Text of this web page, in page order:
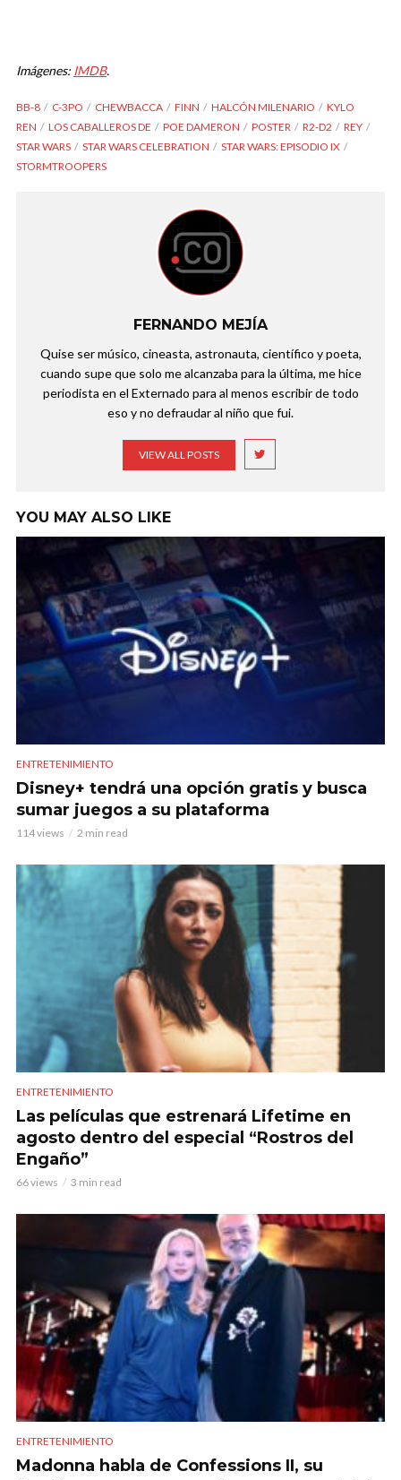
Imágenes: IMDB.
BB-8 C-3PO CHEWBACCA FINN HALCÓN MILENARIO
KYLO
REN
LOS CABALLEROS DE POE DAMERON POSTER R2-D2
REY
STAR WARS
STAR WARS CELEBRATION
STAR WARS: EPISODIO IX
STORMTROOPERS
FERNANDO MEJÍA
Quise ser músico, cineasta, astronauta, científico y poeta,
cuando supe que solo me alcanzaba para la última, me hice
periodista en el Externado para al menos escribir de todo
eso y no defraudar al niño que fui.
VIEW ALL POSTS
YOU MAY ALSO LIKE
ENTRETENIMIENTO
Disney+ tendrá una opción gratis y busca
sumar juegos a su plataforma
114 views 2 min read
ENTRETENIMIENTO
Las películas que estrenará Lifetime en
agosto dentro del especial “Rostros del
Engaño”
66 views 3 min read
ENTRETENIMIENTO
Madonna habla de Confessions II, su